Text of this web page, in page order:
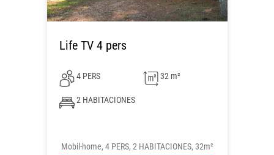
Life TV 4 pers
4 PERS 32 m²
2 HABITACIONES
Mobil-home, 4 PERS, 2 HABITACIONES, 32m²